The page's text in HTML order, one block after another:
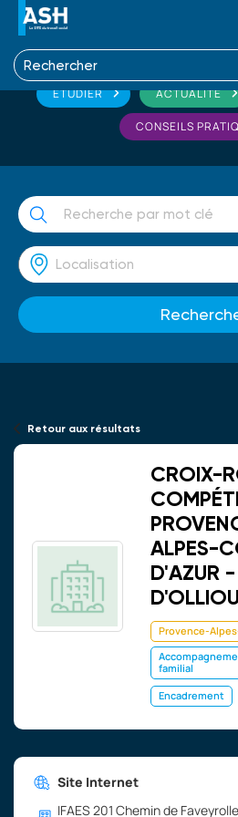
ETUDIER ACTUALITÉ
CONSEILS
Retour aux résultats
CROIX-
ALPES-
D'AZUR -
Provence-
familial
Encadrement
Site Internet
IFAES 201 Chemin de